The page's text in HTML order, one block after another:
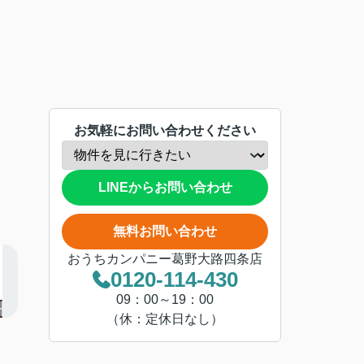
お気軽にお問い合わせください
LINEからお問い合わせ
無料お問い合わせ
おうちカンパニー葛野大路四条店
0120-114-430
09：00～19：00
（休：定休日なし）